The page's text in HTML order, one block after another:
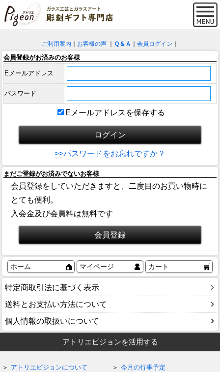
ご利用案内 お客様の声 Ｑ＆Ａ 会員ログイン
会員登録がお済みのお客様
Eメールアドレス
パスワード
Eメールアドレスを保存する
>>パスワードをお忘れですか？
まだご登録がお済みでないお客様
会員登録をしていただきますと、二度目のお買い物時に
とても便利。
入会金及び会員料は無料です
ホーム マイページ カート
特定商取引法に基づく表示
送料とお支払い方法について
個人情報の取扱いについて
アトリエピジョンを活用する
アトリエピジョンについて 今月の行事予定